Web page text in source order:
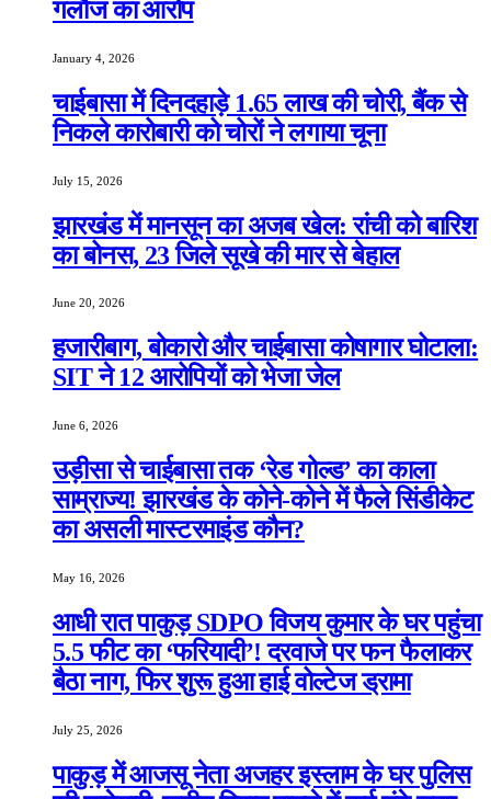
गलौज का आरोप
January 4, 2026
चाईबासा में दिनदहाड़े 1.65 लाख की चोरी, बैंक से
निकले कारोबारी को चोरों ने लगाया चूना
July 15, 2026
झारखंड में मानसून का अजब खेल: रांची को बारिश
का बोनस, 23 जिले सूखे की मार से बेहाल
June 20, 2026
हजारीबाग, बोकारो और चाईबासा कोषागार घोटाला:
SIT ने 12 आरोपियों को भेजा जेल
June 6, 2026
उड़ीसा से चाईबासा तक ‘रेड गोल्ड’ का काला
साम्राज्य! झारखंड के कोने-कोने में फैले सिंडीकेट
का असली मास्टरमाइंड कौन?
May 16, 2026
आधी रात पाकुड़ SDPO विजय कुमार के घर पहुंचा
5.5 फीट का ‘फरियादी’! दरवाजे पर फन फैलाकर
बैठा नाग, फिर शुरू हुआ हाई वोल्टेज ड्रामा
July 25, 2026
पाकुड़ में आजसू नेता अजहर इस्लाम के घर पुलिस